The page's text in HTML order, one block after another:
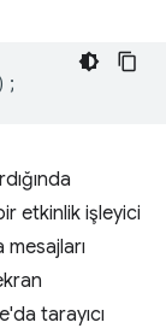
etkinlik işleyici
tarayıcı